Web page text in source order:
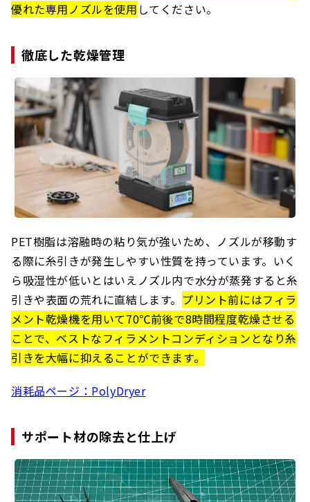
優れた専用ノズルを使用 してください。
徹底した乾燥管理
PET樹脂は溶融時の粘り気が強いため、ノズルが移動す
る際に糸引きが発生しやすい性質を持っています。いく
ら吸湿性が低いとはいえノズル内で水分が蒸発すると糸
引きや表面の荒れに直結します。 プリント前にはフィラ
メント乾燥機を用いて70℃前後で8時間程度乾燥させる
ことで、ベストなフィラメントコンディションとなり糸
引きを大幅に抑えることができます。
消耗品ページ：PolyDryer
サポート材の除去と仕上げ